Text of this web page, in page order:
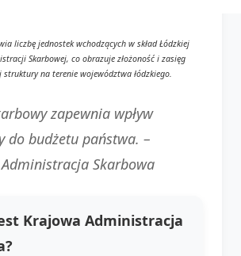
liczbę jednostek wchodzących w skład Łódzkiej
Skarbowej, co obrazuje złożoność i zasięg
struktury na terenie województwa łódzkiego.
zapewnia wpływ
do budżetu państwa. –
Skarbowa
Krajowa Administracja